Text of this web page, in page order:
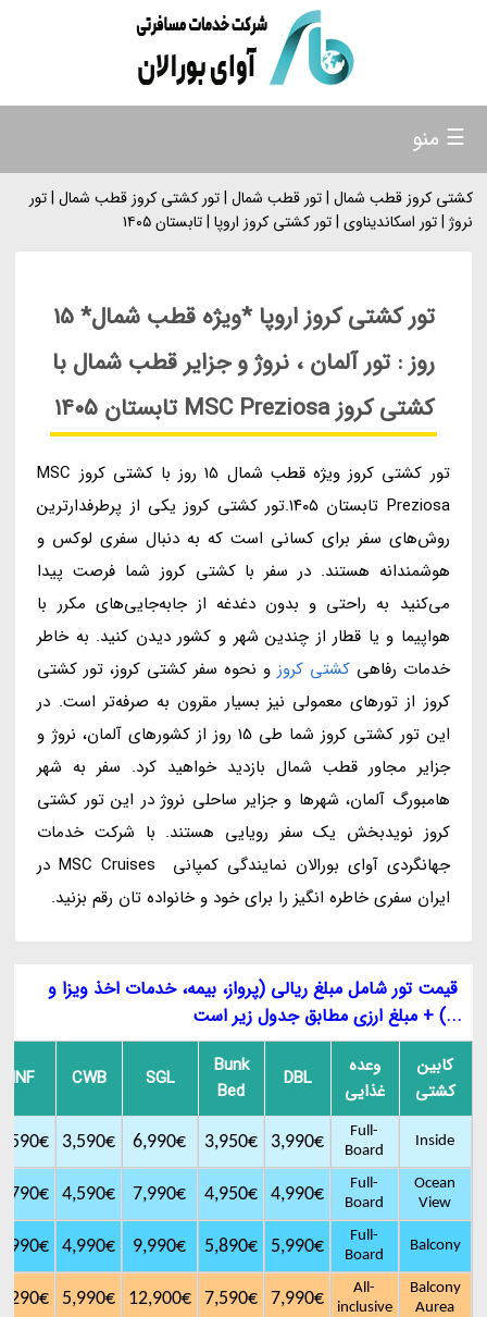
کشتی کروز قطب شمال | تور قطب شمال | تور کشتی کروز قطب شمال | تور
نروژ | تور اسکاندیناوی | تور کشتی کروز اروپا | تابستان ۱۴۰۵
تور کشتی کروز اروپا *ویژه قطب شمال* 15
روز : تور آلمان ، نروژ و جزایر قطب شمال با
کشتی کروز MSC Preziosa تابستان ۱۴۰۵
تور کشتی کروز ویژه قطب شمال 15 روز با کشتی کروز MSC
Preziosa تابستان ۱۴۰۵.تور کشتی کروز یکی از پرطرفدارترین
روش‌های سفر برای کسانی است که به دنبال سفری لوکس و
هوشمندانه هستند. در سفر با کشتی کروز شما فرصت پیدا
می‌کنید به راحتی و بدون دغدغه از جابه‌جایی‌های مکرر با
هواپیما و یا قطار از چندین شهر و کشور دیدن کنید. به خاطر
خدمات رفاهیکشتی کروز و نحوه سفر کشتی کروز، تور کشتی
کروز از تورهای معمولی نیز بسیار مقرون به صرفه‌تر است. در
این تور کشتی کروز شما طی 15 روز از کشورهای آلمان، نروژ و
جزایر مجاور قطب شمال بازدید خواهید کرد. سفر به شهر
هامبورگ آلمان، شهرها و جزایر ساحلی نروژ در این تور کشتی
کروز نویدبخش یک سفر رویایی هستند. با شرکت خدمات
جهانگردی آوای بورالان نمایندگی کمپانی MSC Cruises در
ایران سفری خاطره انگیز را برای خود و خانواده تان رقم بزنید.
قیمت تور شامل مبلغ ریالی (پرواز، بیمه، خدمات اخذ ویزا و
...) + مبلغ ارزی مطابق جدول زیر است
کابین
کشتی
وعده
غذایی
DBL
Bunk
Bed
SGL
CWB
INF
Inside
Full-
Board
3,990€
3,950€
6,990€
3,590€
Ocean
View
Full-
Board
4,990€
4,950€
7,990€
4,590€
Balcony
Full-
Board
5,990€
5,890€
9,990€
4,990€
Balcony
Aurea
All-
inclusive
7,990€
7,590€
12,900€
5,990€
☰ منو